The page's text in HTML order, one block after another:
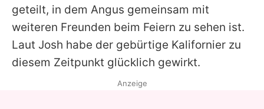
geteilt, in dem Angus gemeinsam mit
weiteren Freunden beim Feiern zu sehen ist.
Laut Josh habe der gebürtige Kalifornier zu
diesem Zeitpunkt glücklich gewirkt.
Anzeige